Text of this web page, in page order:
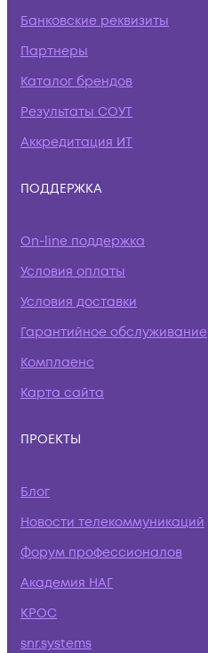
Банковские реквизиты
Партнеры
Каталог брендов
Результаты СОУТ
Аккредитация ИТ
ПОДДЕРЖКА
On-line поддержка
Условия оплаты
Условия доставки
Гарантийное обслуживание
Комплаенс
Карта сайта
ПРОЕКТЫ
Блог
Новости телекоммуникаций
Форум профессионалов
Академия НАГ
КРОС
snr.systems